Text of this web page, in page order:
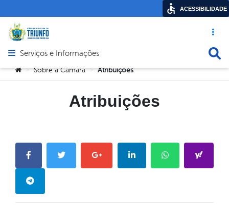
Acesso
Abrir menu principal de navegação
Serviços e Informações
Você está aqui:
> Sobre a Câmara > Atribuições
Atribuições
ACESSIBILIDADE